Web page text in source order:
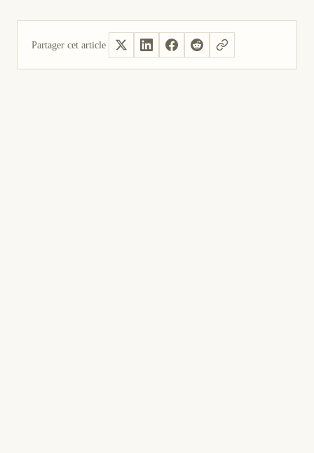
Partager cet article